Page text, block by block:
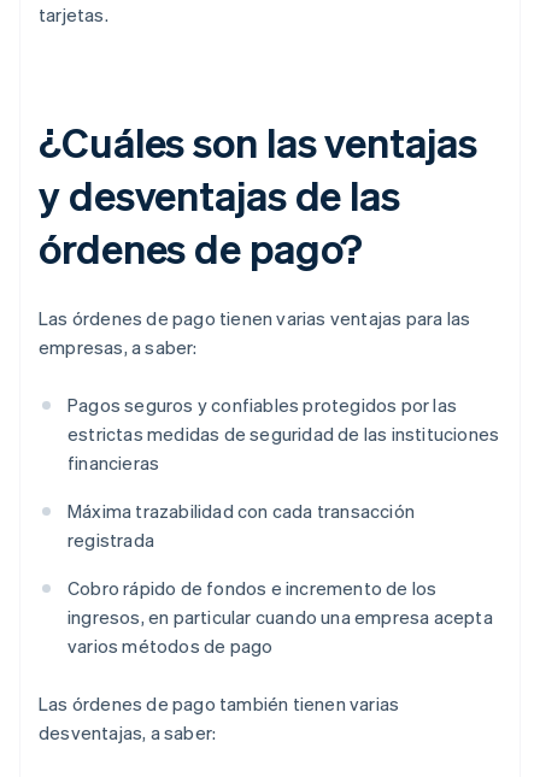
tarjetas.
¿Cuáles son las ventajas
y desventajas de las
órdenes de pago?
Las órdenes de pago tienen varias ventajas para las
empresas, a saber:
Pagos seguros y confiables protegidos por las
estrictas medidas de seguridad de las instituciones
financieras
Máxima trazabilidad con cada transacción
registrada
Cobro rápido de fondos e incremento de los
ingresos, en particular cuando una empresa acepta
varios métodos de pago
Las órdenes de pago también tienen varias
desventajas, a saber: